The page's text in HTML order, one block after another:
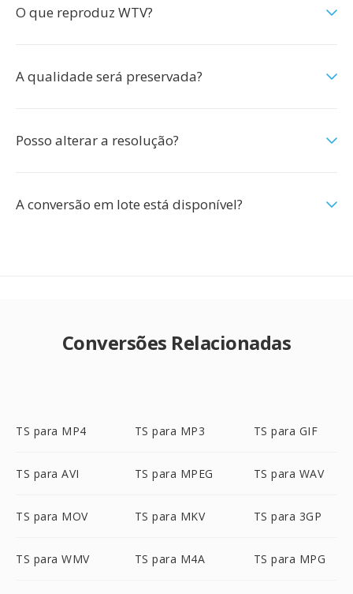
O que reproduz WTV?
A qualidade será preservada?
Posso alterar a resolução?
A conversão em lote está disponível?
Conversões Relacionadas
TS para MP4 TS para MP3 TS para GIF
TS para AVI TS para MPEG TS para WAV
TS para MOV TS para MKV TS para 3GP
TS para WMV TS para M4A TS para MPG